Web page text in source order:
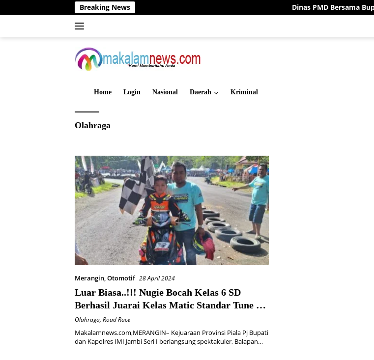
ke
Breaking News Dinas PMD Bersama Bupati
Home Login Nasional Daerah Kriminal
Olahraga
Merangin Otomotif 28 April 2024
Luar Biasa..!!! Nugie Bocah Kelas 6 SD
Berhasil Juarai Kelas Matic Standar Tune Up
Pada Kejurprov Pj.Bupati dan Kapolres Cup
IMI Jambi
Olahraga, Road Race
Makalamnews.com,MERANGIN– Kejuaraan Provinsi Piala Pj Bupati
dan Kapolres IMI Jambi Seri I berlangsung spektakuler, Balapan…